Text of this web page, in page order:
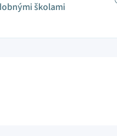
školami